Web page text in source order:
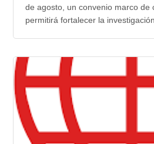
de agosto, un convenio marco de
permitirá fortalecer la